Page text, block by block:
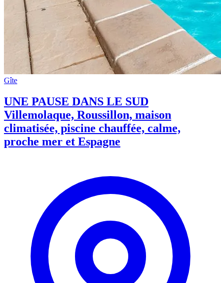
Gîte
UNE PAUSE DANS LE SUD
Villemolaque, Roussillon, maison
climatisée, piscine chauffée, calme,
proche mer et Espagne